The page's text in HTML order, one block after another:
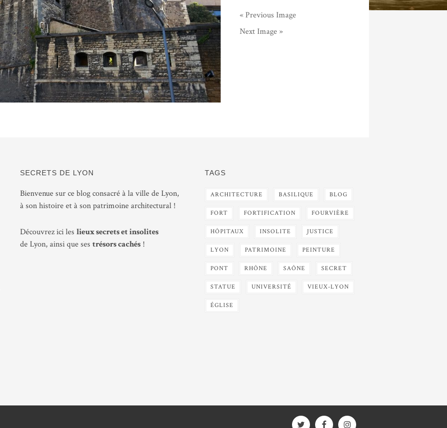
« Previous Image
Next Image »
SECRETS DE LYON
Bienvenue sur ce blog consacré à la ville de Lyon,
à son histoire et à son patrimoine architectural !
Découvrez ici les lieux secrets et insolites
de Lyon, ainsi que ses trésors cachés !
TAGS
ARCHITECTURE BASILIQUE BLOG
FORT FORTIFICATION FOURVIÈRE
HÔPITAUX INSOLITE JUSTICE
LYON PATRIMOINE PEINTURE
PONT RHÔNE SAÔNE SECRET
STATUE UNIVERSITÉ VIEUX-LYON
ÉGLISE